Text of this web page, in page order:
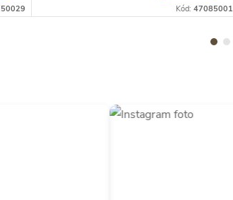
Kód: 47085001